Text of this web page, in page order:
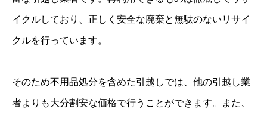
イクルしており、正しく安全な廃棄と無駄のないリサイ
クルを行っています。
そのため不用品処分を含めた引越しでは、他の引越し業
者よりも大分割安な価格で行うことができます。また、